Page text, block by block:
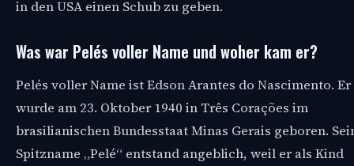
in den USA einen Schub zu geben.
Was war Pelés voller Name und woher kam er?
Pelés voller Name ist Edson Arantes do Nascimento. Er
wurde am 23. Oktober 1940 in Três Corações im
brasilianischen Bundesstaat Minas Gerais geboren.
Spitzname „Pelé“ entstand angeblich, weil er als Kind